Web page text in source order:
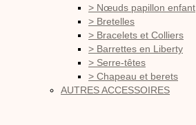
> Nœuds papillon enfant
> Bretelles
> Bracelets et Colliers
> Barrettes en Liberty
> Serre-têtes
> Chapeau et berets
AUTRES ACCESSOIRES